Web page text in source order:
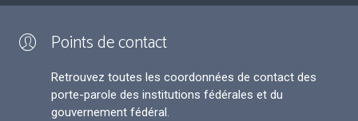
Points de contact
Retrouvez toutes les coordonnées de contact des
porte-parole des institutions fédérales et du
gouvernement fédéral.